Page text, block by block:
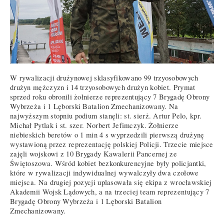
W rywalizacji drużynowej sklasyfikowano 99 trzyosobowych
drużyn mężczyzn i 14 trzyosobowych drużyn kobiet. Prymat
sprzed roku obronili żołnierze reprezentujący 7 Brygadę Obrony
Wybrzeża i 1 Lęborski Batalion Zmechanizowany. Na
najwyższym stopniu podium stanęli: st. sierż. Artur Pelo, kpr.
Michał Pytlak i st. szer. Norbert Jefimczyk. Żołnierze
niebieskich beretów o 1 min 4 s wyprzedzili pierwszą drużynę
wystawioną przez reprezentację polskiej Policji. Trzecie miejsce
zajęli wojskowi z 10 Brygady Kawalerii Pancernej ze
Świętoszowa. Wśród kobiet bezkonkurencyjne były policjantki,
które w rywalizacji indywidualnej wywalczyły dwa czołowe
miejsca. Na drugiej pozycji uplasowała się ekipa z wrocławskiej
Akademii Wojsk Lądowych, a na trzeciej team reprezentujący 7
Brygadę Obrony Wybrzeża i 1 Lęborski Batalion
Zmechanizowany.